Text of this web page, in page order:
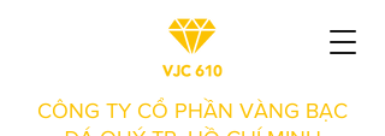
CÔNG TY CỔ PHẦN VÀNG BẠC